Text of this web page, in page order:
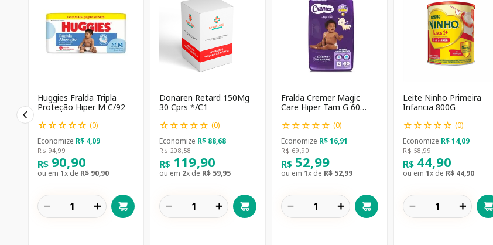
Huggies Fralda Tripla
Proteção Hiper M C/92
☆☆☆☆☆ (0)
Economize R$ 4,09
R$ 94,99
R$ 90,90
ou em 1x de R$ 90,90
＋
－
Donaren Retard 150Mg
30 Cprs */C1
☆☆☆☆☆ (0)
Economize R$ 88,68
R$ 208,58
R$ 119,90
ou em 2x de R$ 59,95
＋
－
Fralda Cremer Magic
Care Hiper Tam G 60
☆☆☆☆☆ (0)
Economize R$16,91
R$ 69,90
R$ 52,99
ou em 1x de R$ 52,99
＋
－
Leite Ninho Primeira
Infancia 800G
☆☆☆☆☆ (0)
Economize R$14,09
R$ 58,99
R$ 44,90
ou em 1x de R$ 44,90
＋
－